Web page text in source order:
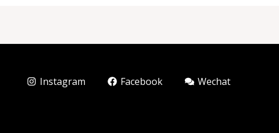
Instagram Facebook Wechat